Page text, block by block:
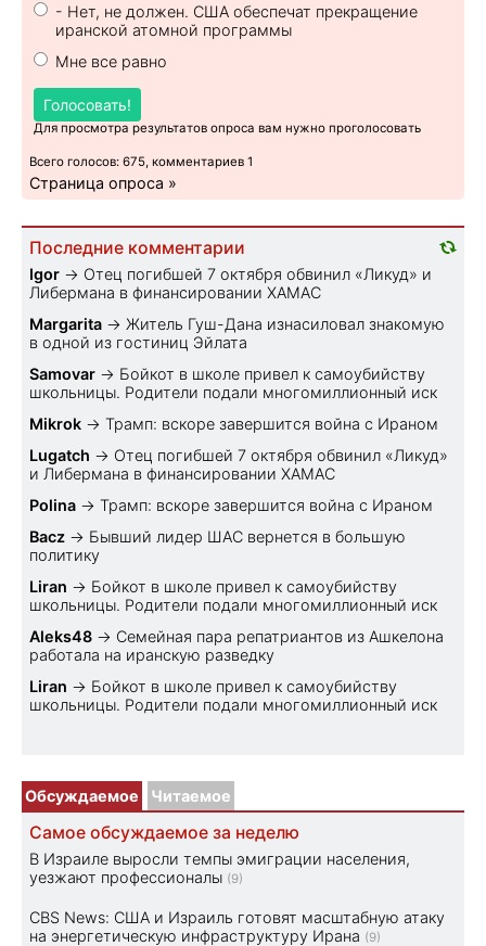
- Нет, не должен. США обеспечат прекращение
иранской атомной программы
Мне все равно
Голосовать!
Для просмотра результатов опроса вам нужно проголосовать
Всего голосов: 675, комментариев 1
Страница опроса »
Последние комментарии
Igor → Отец погибшей 7 октября обвинил «Ликуд» и
Либермана в финансировании ХАМАС
Margarita → Житель Гуш-Дана изнасиловал знакомую
в одной из гостиниц Эйлата
Samovar → Бойкот в школе привел к самоубийству
школьницы. Родители подали многомиллионный иск
Mikrok → Трамп: вскоре завершится война с Ираном
Lugatch → Отец погибшей 7 октября обвинил «Ликуд»
и Либермана в финансировании ХАМАС
Polina → Трамп: вскоре завершится война с Ираном
Bacz → Бывший лидер ШАС вернется в большую
политику
Liran → Бойкот в школе привел к самоубийству
школьницы. Родители подали многомиллионный иск
Aleks48 → Семейная пара репатриантов из Ашкелона
работала на иранскую разведку
Liran → Бойкот в школе привел к самоубийству
школьницы. Родители подали многомиллионный иск
Обсуждаемое Читаемое
Самое обсуждаемое за неделю
В Израиле выросли темпы эмиграции населения,
уезжают профессионалы (9)
CBS News: США и Израиль готовят масштабную атаку
на энергетическую инфраструктуру Ирана (9)